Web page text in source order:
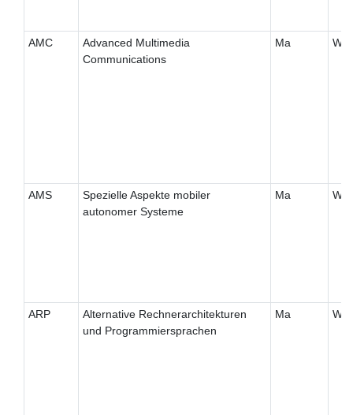
AMC
Advanced Multimedia
Communications
Ma W
AMS
Spezielle Aspekte mobiler
autonomer Systeme
Ma W
ARP
Alternative Rechnerarchitekturen
und Programmiersprachen
Ma W